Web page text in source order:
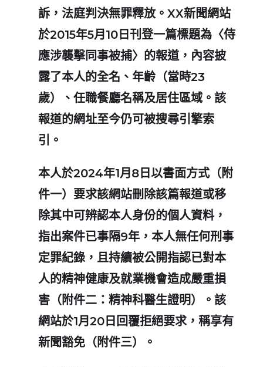
訴，法庭判決無罪釋放。XX新聞網站
於2015年5月10日刊登一篇標題為〈侍
應涉襲擊同事被捕〉的報道，內容披
露了本人的全名、年齡（當時23
歲）、任職餐廳名稱及居住區域。該
報道的網址至今仍可被搜尋引擎索
引。
本人於2024年1月8日以書面方式（附
件一）要求該網站刪除該篇報道或移
除其中可辨認本人身份的個人資料，
指出案件已事隔9年，本人無任何刑事
定罪紀錄，且持續被公開指認已對本
人的精神健康及就業機會造成嚴重損
害（附件二：精神科醫生證明）。該
網站於1月20日回覆拒絕要求，稱享有
新聞豁免（附件三）。